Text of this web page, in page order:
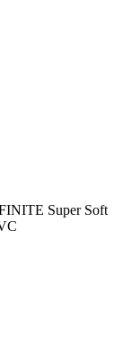
Super Soft